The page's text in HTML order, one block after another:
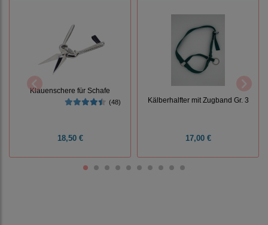
Klauenschere für Schafe
(48)
18,50 €
Kälberhalfter mit Zugband Gr. 3
17,00 €